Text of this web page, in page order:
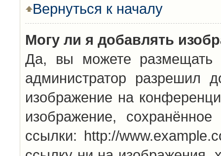
Вернуться к началу
Могу ли я добавлять
Да, вы можете размещать
администратор разрешил
изображение на
изображение,
ссылки: http://